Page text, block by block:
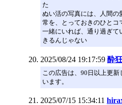
た
ぬい活の写真には、人間の
常を、とっておきのひとコ
一緒にいれば、通り過ぎて
きるんじゃない
2025/08/24 19:17:59 酔
この広告は、90日以上更
います。
2025/07/15 15:34:11